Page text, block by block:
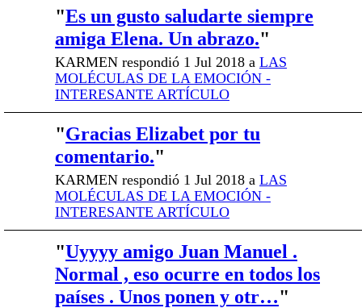
"Es un gusto saludarte siempre
amiga Elena. Un abrazo."
KARMEN respondió 1 Jul 2018 a LAS
MOLÉCULAS DE LA EMOCIÓN -
INTERESANTE ARTÍCULO
"Gracias Elizabet por tu
comentario."
KARMEN respondió 1 Jul 2018 a LAS
MOLÉCULAS DE LA EMOCIÓN -
INTERESANTE ARTÍCULO
"Uyyyy amigo Juan Manuel .
Normal , eso ocurre en todos los
países . Unos ponen y otr…"